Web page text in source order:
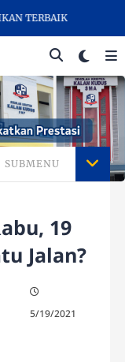
TERBAIK
SUBMENU
19
Jalan?
5/19/2021